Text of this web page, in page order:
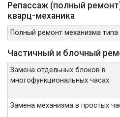
Репассаж (полный
кварц-механика
Полный ремонт механизма
Частичный и блочный
Замена отдельных блоков в
многофункциональных часах
Замена механизма в простых